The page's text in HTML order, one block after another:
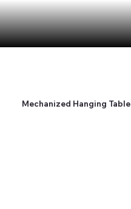
Mechanized Hanging Table